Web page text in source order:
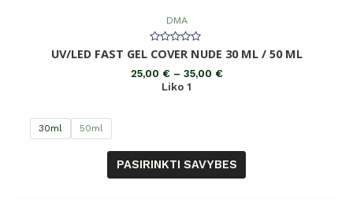
DMA
Įvertinimas:
0
iš
5
UV/LED FAST GEL COVER NUDE 30 ML / 50 ML
25,00 €– 35,00 €
Liko 1
30ml 50ml
PASIRINKTI SAVYBES